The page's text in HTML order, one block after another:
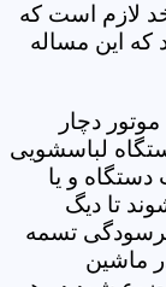
لازم است که
که این مساله
دچار
لباسشویی
و یا
تا دیگ
تسمه
ماشین